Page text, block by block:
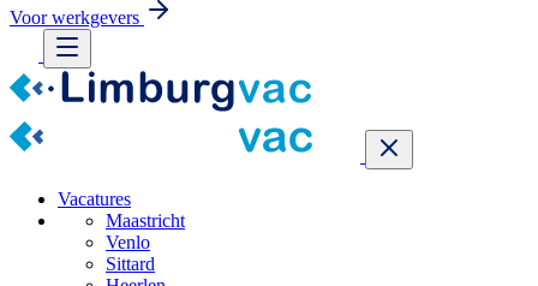
Voor werkgevers
Vacatures
Maastricht
Venlo
Sittard